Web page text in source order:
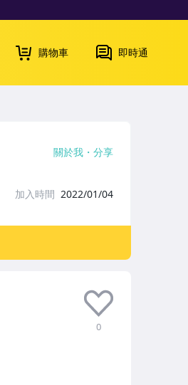
購物車 即時通
0
關於我 分享
加入時間 2022/01/04